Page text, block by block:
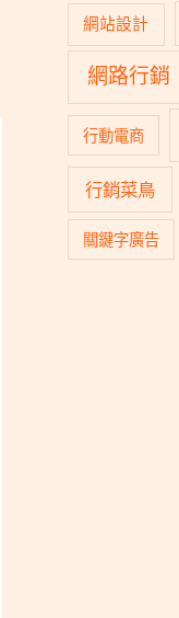
網站設計
網路行銷
行動電商
行銷菜鳥
關鍵字廣告